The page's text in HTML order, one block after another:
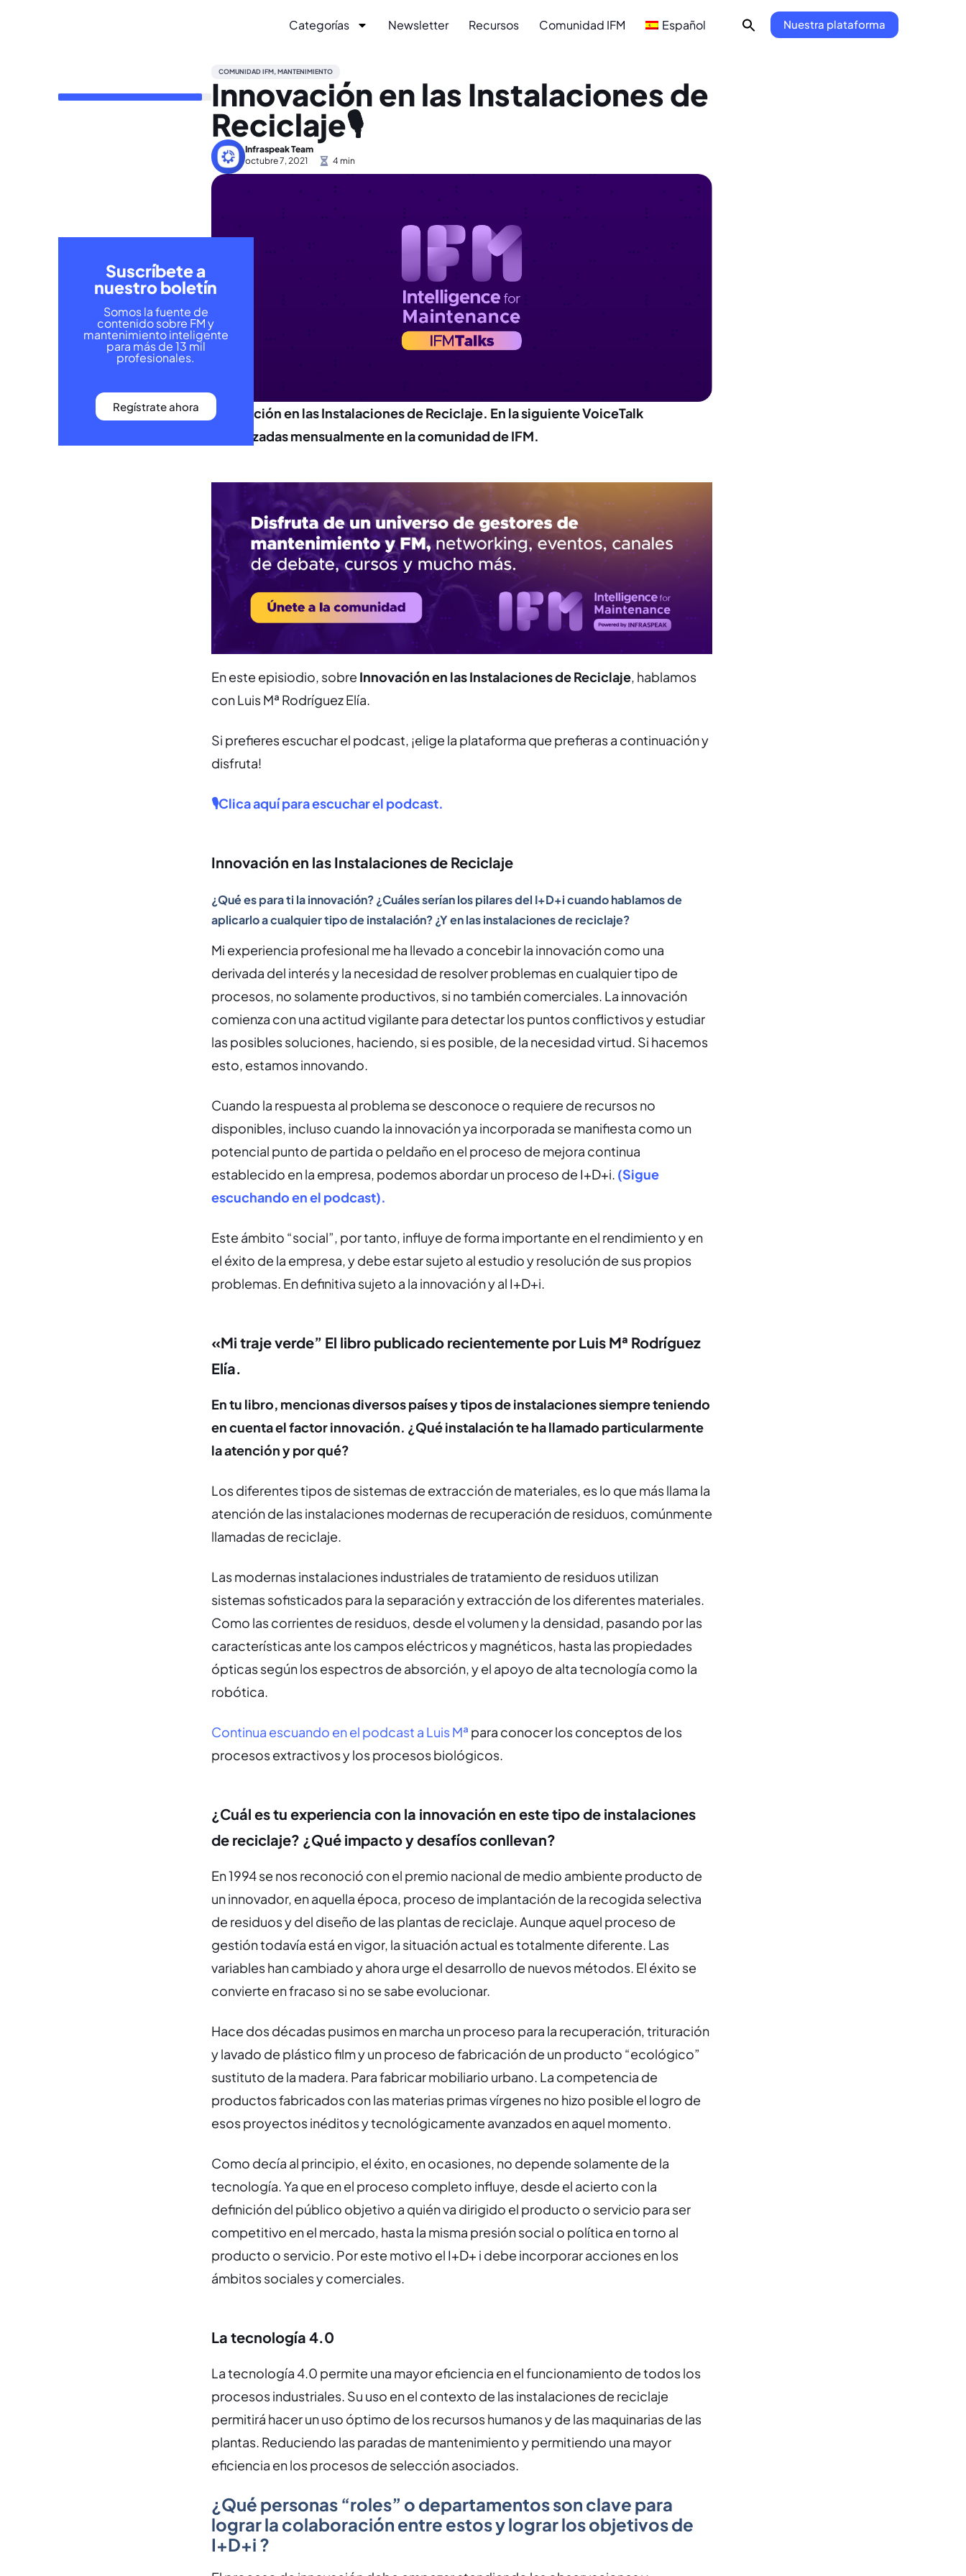
Categorías Newsletter Recursos Comunidad IFM Español Nuestra plataforma
COMUNIDAD IFM, MANTENIMIENTO
Innovación en las Instalaciones de
Reciclaje🎙
Infraspeak Team
octubre 7, 2021
Innovación en las Instalaciones de Reciclaje. En la siguiente VoiceTalk
organizadas mensualmente en la comunidad de IFM.
En este episiodio, sobre Innovación en las Instalaciones de Reciclaje, hablamos
con Luis Mª Rodríguez Elía.
Si prefieres escuchar el podcast, ¡elige la plataforma que prefieras a continuación y
disfruta!
🎙Clica aquí para escuchar el podcast.
Innovación en las Instalaciones de Reciclaje
¿Qué es para ti la innovación? ¿Cuáles serían los pilares del I+D+i cuando hablamos de
aplicarlo a cualquier tipo de instalación? ¿Y en las instalaciones de reciclaje?
Mi experiencia profesional me ha llevado a concebir la innovación como una
derivada del interés y la necesidad de resolver problemas en cualquier tipo de
procesos, no solamente productivos, si no también comerciales. La innovación
comienza con una actitud vigilante para detectar los puntos conflictivos y estudiar
las posibles soluciones, haciendo, si es posible, de la necesidad virtud. Si hacemos
esto, estamos innovando.
Cuando la respuesta al problema se desconoce o requiere de recursos no
disponibles, incluso cuando la innovación ya incorporada se manifiesta como un
potencial punto de partida o peldaño en el proceso de mejora continua
establecido en la empresa, podemos abordar un proceso de I+D+i. (Sigue
escuchando en el podcast).
Este ámbito “social”, por tanto, influye de forma importante en el rendimiento y en
el éxito de la empresa, y debe estar sujeto al estudio y resolución de sus propios
problemas. En definitiva sujeto a la innovación y al I+D+i.
«Mi traje verde” El libro publicado recientemente por Luis Mª Rodríguez
Elía.
En tu libro, mencionas diversos países y tipos de instalaciones siempre teniendo
en cuenta el factor innovación. ¿Qué instalación te ha llamado particularmente
la atención y por qué?
Los diferentes tipos de sistemas de extracción de materiales, es lo que más llama la
atención de las instalaciones modernas de recuperación de residuos, comúnmente
llamadas de reciclaje.
Las modernas instalaciones industriales de tratamiento de residuos utilizan
sistemas sofisticados para la separación y extracción de los diferentes materiales.
Como las corrientes de residuos, desde el volumen y la densidad, pasando por las
características ante los campos eléctricos y magnéticos, hasta las propiedades
ópticas según los espectros de absorción, y el apoyo de alta tecnología como la
robótica.
Continua escuando en el podcast a Luis Mª para conocer los conceptos de los
procesos extractivos y losprocesos biológicos.
¿Cuál es tu experiencia con la innovación en este tipo de instalaciones
de reciclaje? ¿Qué impacto y desafíos conllevan?
En 1994 se nos reconoció con el premio nacional de medio ambiente producto de
un innovador, en aquella época, proceso de implantación de la recogida selectiva
de residuos y del diseño de las plantas de reciclaje. Aunque aquel proceso de
gestión todavía está en vigor, la situación actual es totalmente diferente. Las
variables han cambiado y ahora urge el desarrollo de nuevos métodos. El éxito se
convierte en fracaso si no se sabe evolucionar.
Hace dos décadas pusimos en marcha un proceso para la recuperación, trituración
y lavado de plástico film y un proceso de fabricación de un producto “ecológico”
sustituto de la madera. Para fabricar mobiliario urbano. La competencia de
productos fabricados con las materias primas vírgenes no hizo posible el logro de
esos proyectos inéditos y tecnológicamente avanzados en aquel momento.
Como decía al principio, el éxito, en ocasiones, no depende solamente de la
tecnología. Ya que en el proceso completo influye, desde el acierto con la
definición del público objetivo a quién va dirigido el producto o servicio para ser
competitivo en el mercado, hasta la misma presión social o política en torno al
producto o servicio. Por este motivo el I+D+ i debe incorporar acciones en los
ámbitos sociales y comerciales.
La tecnología 4.0
La tecnología 4.0 permite una mayor eficiencia en el funcionamiento de todos los
procesos industriales. Su uso en el contexto de las instalaciones de reciclaje
permitirá hacer un uso óptimo de los recursos humanos y de las maquinarias de las
plantas. Reduciendo las paradas de mantenimiento y permitiendo una mayor
eficiencia en los procesos de selección asociados.
¿Qué personas “roles” o departamentos son clave para
lograr la colaboración entre estos y lograr los objetivos de
I+D+i ?
Suscríbete a
nuestro boletín
Somos la fuente de
contenido sobre FM y
mantenimiento inteligente
para más de 13 mil
profesionales.
Regístrate ahora